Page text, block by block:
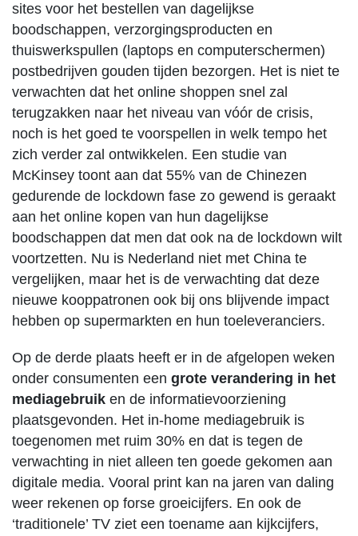
sites voor het bestellen van dagelijkse
boodschappen, verzorgingsproducten en
thuiswerkspullen (laptops en computerschermen)
postbedrijven gouden tijden bezorgen. Het is niet te
verwachten dat het online shoppen snel zal
terugzakken naar het niveau van vóór de crisis,
noch is het goed te voorspellen in welk tempo het
zich verder zal ontwikkelen. Een studie van
McKinsey toont aan dat 55% van de Chinezen
gedurende de lockdown fase zo gewend is geraakt
aan het online kopen van hun dagelijkse
boodschappen dat men dat ook na de lockdown wilt
voortzetten. Nu is Nederland niet met China te
vergelijken, maar het is de verwachting dat deze
nieuwe kooppatronen ook bij ons blijvende impact
hebben op supermarkten en hun toeleveranciers.
Op de derde plaats heeft er in de afgelopen weken
onder consumenten een grote verandering in het
mediagebruik en de informatievoorziening
plaatsgevonden. Het in-home mediagebruik is
toegenomen met ruim 30% en dat is tegen de
verwachting in niet alleen ten goede gekomen aan
digitale media. Vooral print kan na jaren van daling
weer rekenen op forse groeicijfers. En ook de
‘traditionele’ TV ziet een toename aan kijkcijfers,